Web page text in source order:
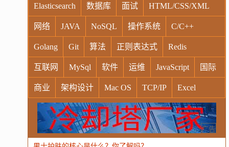
Elasticsearch 数据库 面试 HTML/CSS/XML
网络 JAVA NoSQL 操作系统 C/C++
Golang Git 算法 正则表达式 Redis
互联网 MySql 软件 运维 JavaScript 国际
商业 架构设计 Mac OS TCP/IP Excel
Windows Oracle Socket VR Vim
MongoDB 运营 Python MemCache 硬件广告